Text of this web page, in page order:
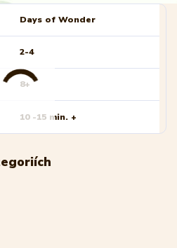
Days of Wonder
2-4
8+
10 -15 min. +